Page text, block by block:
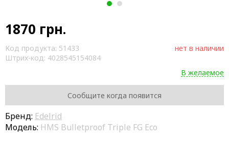
1 2
1870 грн.
Код продукта: 51433
Штрих-код: 4028545154084
нет в наличии
В желаемое
Сообщите когда появится
Бренд: Edelrid
Модель: HMS Bulletproof Triple FG Eco